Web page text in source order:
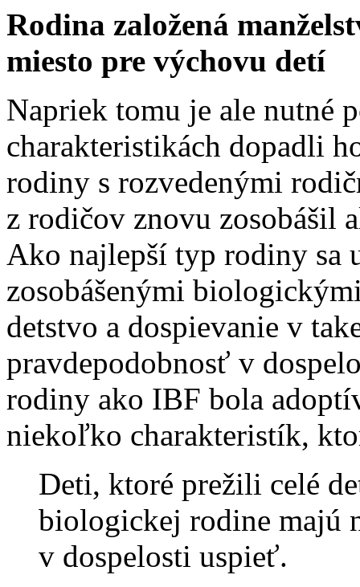
Rodina založená
miesto pre výchovu detí
Napriek tomu je ale nutné
charakteristikách dopadli
rodiny s rozvedenými
z rodičov znovu zosobášil
Ako najlepší typ rodiny sa
zosobášenými
detstvo a dospievanie v
pravdepodobnosť v
rodiny ako IBF bola
niekoľko charakteristík,
Deti, ktoré prežili celé
biologickej rodine majú
v dospelosti uspieť.